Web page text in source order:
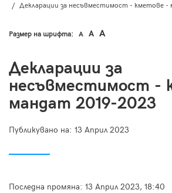
Декларации за несъвместимост - кметове -
Размер на шрифта: A A A
Декларации за
несъвместимост -
мандат 2019-2023
Публикувано на: 13 Април 2023
Последна промяна: 13 Април 2023, 18:40